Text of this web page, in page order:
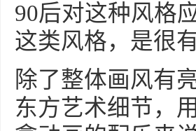
90后对这种风格
这类风格，是很
除了整体画风有
东方艺术细节，